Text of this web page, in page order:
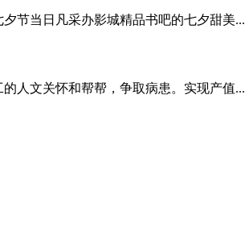
节当日凡采办影城精品书吧的七夕甜美...
人文关怀和帮帮，争取病患。实现产值...